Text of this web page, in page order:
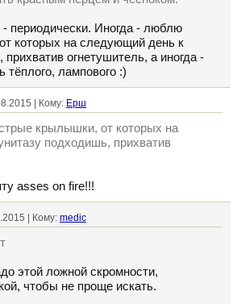
периодически. Иногда - люблю
которых на следующий день к
огнетушитель, а иногда -
тёплого, лампового :)
| Кому: Ерш
крылышки, от которых на
подходишь, прихватив
asses on fire!!!
| Кому: medic
этой ложной скромности,
чтобы не проще искать.